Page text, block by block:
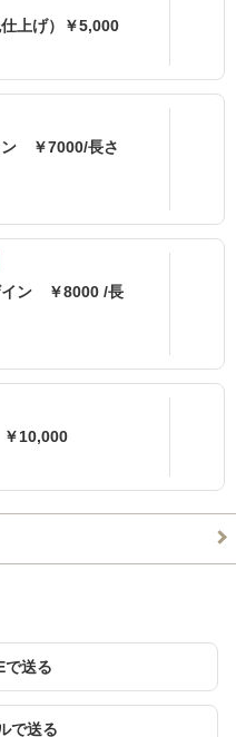
上げ）￥5,000
ン ￥7000/長さ
イン ￥8000 /長
10,000
で送る
で送る